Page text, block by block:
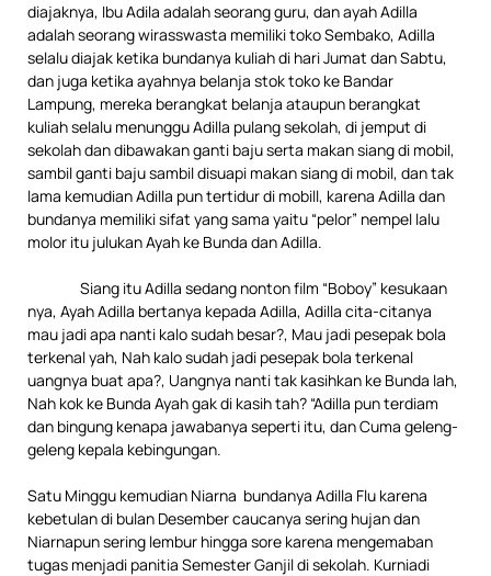
diajaknya, Ibu Adila adalah seorang guru, dan ayah Adilla
adalah seorang wirasswasta memiliki toko Sembako, Adilla
selalu diajak ketika bundanya kuliah di hari Jumat dan Sabtu,
dan juga ketika ayahnya belanja stok toko ke Bandar
Lampung, mereka berangkat belanja ataupun berangkat
kuliah selalu menunggu Adilla pulang sekolah, di jemput di
sekolah dan dibawakan ganti baju serta makan siang di mobil,
sambil ganti baju sambil disuapi makan siang di mobil, dan tak
lama kemudian Adilla pun tertidur di mobill, karena Adilla dan
bundanya memiliki sifat yang sama yaitu “pelor” nempel lalu
molor itu julukan Ayah ke Bunda dan Adilla.
Siang itu Adilla sedang nonton film “Boboy” kesukaan
nya, Ayah Adilla bertanya kepada Adilla, Adilla cita-citanya
mau jadi apa nanti kalo sudah besar?, Mau jadi pesepak bola
terkenal yah, Nah kalo sudah jadi pesepak bola terkenal
uangnya buat apa?, Uangnya nanti tak kasihkan ke Bunda lah,
Nah kok ke Bunda Ayah gak di kasih tah? “Adilla pun terdiam
dan bingung kenapa jawabanya seperti itu, dan Cuma geleng-
geleng kepala kebingungan.
Satu Minggu kemudian Niarna bundanya Adilla Flu karena
kebetulan di bulan Desember caucanya sering hujan dan
Niarnapun sering lembur hingga sore karena mengemaban
tugas menjadi panitia Semester Ganjil di sekolah. Kurniadi